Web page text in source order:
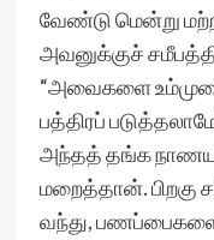
வேண்டு மென்று
அவனுக்குச்
“அவைகளை
பத்திரப்
அந்தத் தங்க
மறைத்தான். பிறகு
வந்து,